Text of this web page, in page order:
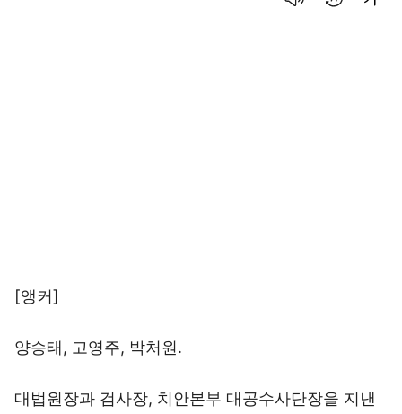
[앵커]
양승태, 고영주, 박처원.
대법원장과 검사장, 치안본부 대공수사단장을 지낸